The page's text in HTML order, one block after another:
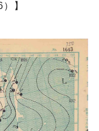
】